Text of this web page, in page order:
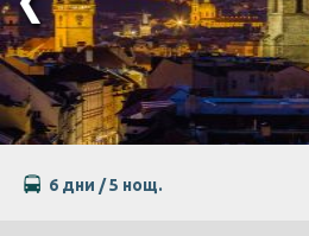
6 дни / 5 нощ.